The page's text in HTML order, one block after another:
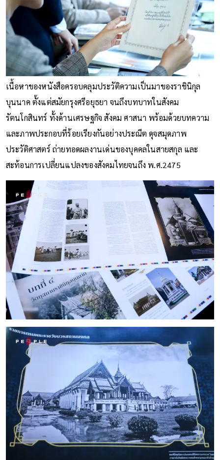
เนื้อหาของหนังสือครอบคลุมประวัติความเป็นมาของราชินิกุล
บุนนาค ตั้งแต่สมัยกรุงศรีอยุธยา จนถึงบทบาทในสังคม
รัตนโกสินทร์ ทั้งด้านเศรษฐกิจ สังคม ศาสนา พร้อมด้วยบทความ
และภาพประกอบที่ร้อยเรียงกันอย่างประณีต ดุจสมุดภาพ
ประวัติศาสตร์ ถ่ายทอดผลงานเด่นของบุคคลในสายสกุล และ
สะท้อนการเปลี่ยนแปลงของสังคมไทยจนถึง พ.ศ.2475